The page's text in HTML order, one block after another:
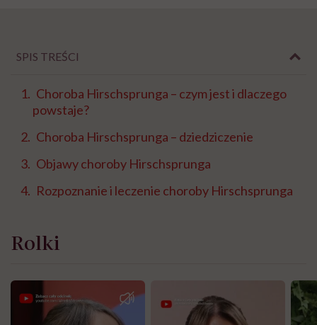
SPIS TREŚCI
Choroba Hirschsprunga – czym jest i dlaczego
powstaje?
Choroba Hirschsprunga – dziedziczenie
Objawy choroby Hirschsprunga
Rozpoznanie i leczenie choroby Hirschsprunga
Rolki